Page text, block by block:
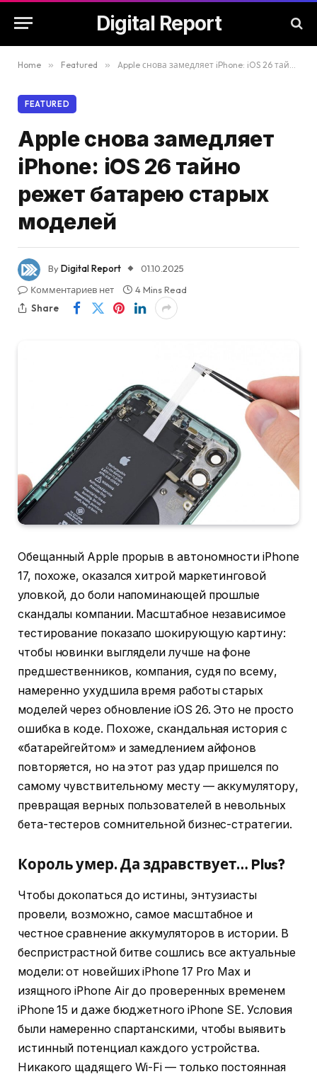
Digital Report
Home » Featured » Apple снова замедляет iPhone: iOS 26 тайно режет батарею старых моделей
FEATURED
Apple снова замедляет
iPhone: iOS 26 тайно
режет батарею старых
моделей
ByDigital Report
01.10.2025
Комментариев нет
4 Mins Read
Share
Обещанный Apple прорыв в автономности iPhone
17, похоже, оказался хитрой маркетинговой
уловкой, до боли напоминающей прошлые
скандалы компании. Масштабное независимое
тестирование показало шокирующую картину:
чтобы новинки выглядели лучше на фоне
предшественников, компания, судя по всему,
намеренно ухудшила время работы старых
моделей через обновление iOS 26. Это не просто
ошибка в коде. Похоже, скандальная история с
«батарейгейтом» и замедлением айфонов
повторяется, но на этот раз удар пришелся по
самому чувствительному месту — аккумулятору,
превращая верных пользователей в невольных
бета-тестеров сомнительной бизнес-стратегии.
Король умер. Да здравствует… Plus?
Чтобы докопаться до истины, энтузиасты
провели, возможно, самое масштабное и
честное сравнение аккумуляторов в истории. В
беспристрастной битве сошлись все актуальные
модели: от новейших iPhone 17 Pro Max и
изящного iPhone Air до проверенных временем
iPhone 15 и даже бюджетного iPhone SE. Условия
были намеренно спартанскими, чтобы выявить
истинный потенциал каждого устройства.
Никакого щадящего Wi-Fi — только постоянная